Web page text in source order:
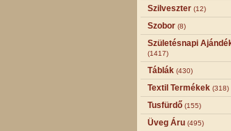
Szilveszter (12)
Szobor (8)
Születésnapi
(1417)
Táblák (430)
Textil Termékek (318)
Tusfürdő (155)
Üveg Áru (495)